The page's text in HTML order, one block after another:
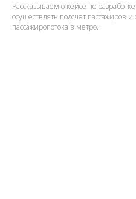
Рассказываем о кейсе по
осуществлять подсчет пассажиров
пассажиропотока в метро.